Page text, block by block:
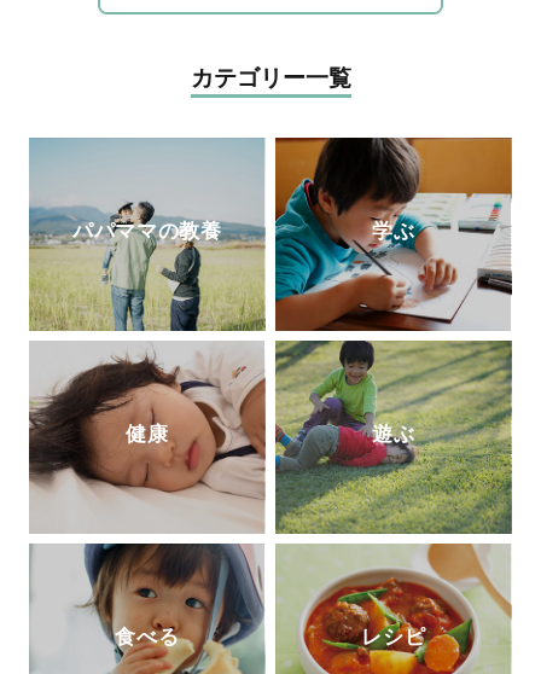
どもクリニックを開院。2012年医療法人社
「アジアのリーダー100人」に、2015年か
ら3年連続選出されている。
カテゴリー一覧
パパママの教養 学ぶ
健康 遊ぶ
食べる レシピ